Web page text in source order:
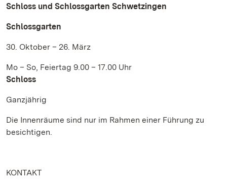
Schloss und Schlossgarten Schwetzingen
Schlossgarten
30. Oktober – 26. März
Mo – So, Feiertag 9.00 – 17.00 Uhr
Schloss
Ganzjährig
Die Innenräume sind nur im Rahmen einer Führung zu
besichtigen.
KONTAKT